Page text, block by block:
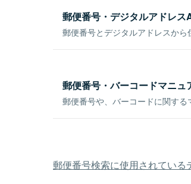
郵便番号・デジタルアドレス
郵便番号とデジタルアドレスから
郵便番号・バーコードマニュ
郵便番号や、バーコードに関する
郵便番号検索に使用されている